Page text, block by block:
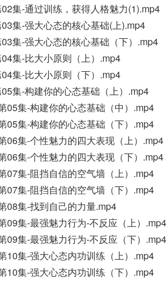
02集-通过训练，获得人格魅力(1).mp4
03集-强大心态的核心基础(上).mp4
03集-强大心态的核心基础（下）.mp4
04集-比大小原则（上）.mp4
04集-比大小原则（下）.mp4
05集-构建你的心态基础（上）.mp4
第05集-构建你的心态基础（中）.mp4
第05集-构建你的心态基础（下）.mp4
第06集-个性魅力的四大表现（上）.mp4
第06集-个性魅力的四大表现（下）.mp4
第07集-阻挡自信的空气墙（上）.mp4
第07集-阻挡自信的空气墙（下）.mp4
第08集-找到自己的力量.mp4
第09集-最强魅力行为-不反应（上）.mp4
第09集-最强魅力行为-不反应（下）.mp4
第10集-强大心态内功训练（上）.mp4
第10集-强大心态内功训练（下）.mp4